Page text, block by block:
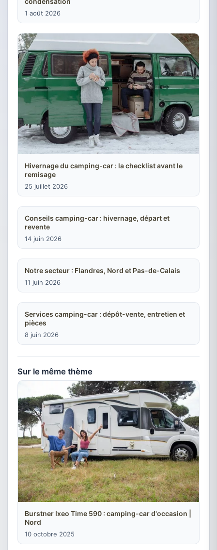
1 août 2026
Hivernage du camping-car : la checklist avant le
remisage
25 juillet 2026
Conseils camping-car : hivernage, départ et
revente
14 juin 2026
Notre secteur : Flandres, Nord et Pas-de-Calais
11 juin 2026
Services camping-car : dépôt-vente, entretien et
pièces
8 juin 2026
Sur le même thème
Burstner Ixeo Time 590 : camping-car d'occasion |
Nord
10 octobre 2025